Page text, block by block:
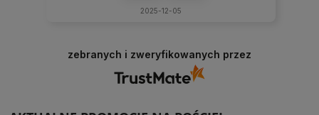
2025-12-05
zebranych i zweryfikowanych przez